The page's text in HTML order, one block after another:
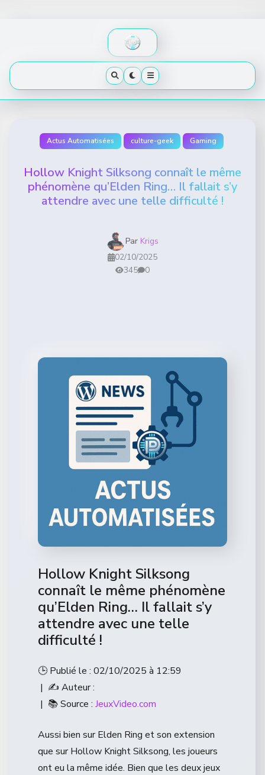
Actus Automatisées culture-geek Gaming
Hollow Knight Silksong connaît le même
phénomène qu’Elden Ring… Il fallait s’y
attendre avec une telle difficulté !
Par Krigs
02/10/2025
345
0
Hollow Knight Silksong
connaît le même phénomène
qu’Elden Ring… Il fallait s’y
attendre avec une telle
difficulté !
🕒 Publié le : 02/10/2025 à 12:59
| ✍️ Auteur :
| 📚 Source : JeuxVideo.com
Aussi bien sur Elden Ring et son extension
que sur Hollow Knight Silksong, les joueurs
ont eu la même idée. Bien que les deux jeux